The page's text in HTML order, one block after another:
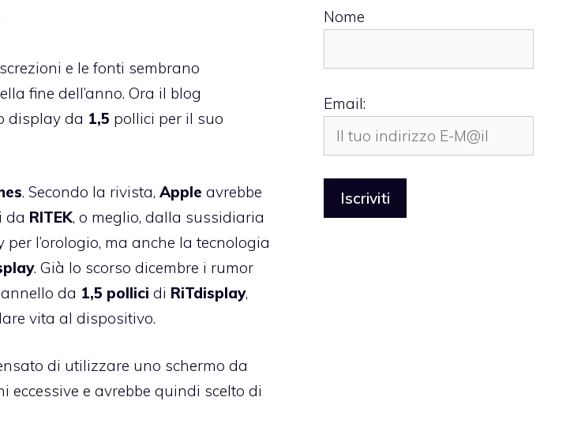
e le fonti sembrano
fine dell’anno. Ora il blog
display da 1,5 pollici per il suo
. Secondo la rivista, Apple avrebbe
da RITEK, o meglio, dalla sussidiaria
l’orologio, ma anche la tecnologia
. Già lo scorso dicembre i rumor
da 1,5 pollici di RiTdisplay,
vita al dispositivo.
di utilizzare uno schermo da
eccessive e avrebbe quindi scelto di
Nome
Email: